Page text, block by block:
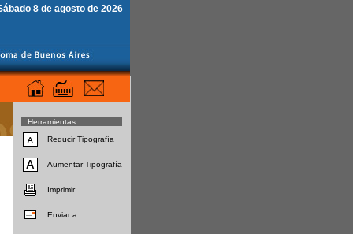
8 de agosto de 2026
Herramientas
Reducir Tipografía
Aumentar Tipografía
Imprimir
Enviar a: